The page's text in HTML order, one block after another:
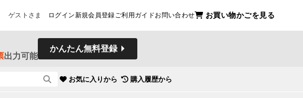
ゲストさま ログイン 新規会員登録ご利用ガイドお問い合わせ お買い物かごを見る
出力可能
かんたん無料登録
お気に入りから 購入履歴から